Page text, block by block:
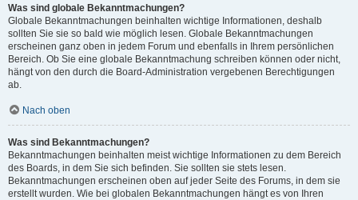
Was sind globale Bekanntmachungen?
Globale Bekanntmachungen beinhalten wichtige Informationen, deshalb
sollten Sie sie so bald wie möglich lesen. Globale Bekanntmachungen
erscheinen ganz oben in jedem Forum und ebenfalls in Ihrem persönlichen
Bereich. Ob Sie eine globale Bekanntmachung schreiben können oder nicht,
hängt von den durch die Board-Administration vergebenen Berechtigungen
ab.
Nach oben
Was sind Bekanntmachungen?
Bekanntmachungen beinhalten meist wichtige Informationen zu dem Bereich
des Boards, in dem Sie sich befinden. Sie sollten sie stets lesen.
Bekanntmachungen erscheinen oben auf jeder Seite des Forums, in dem sie
erstellt wurden. Wie bei globalen Bekanntmachungen hängt es von Ihren